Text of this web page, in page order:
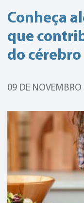
Conheça
que
do cérebro
09 DE NOVEMBRO